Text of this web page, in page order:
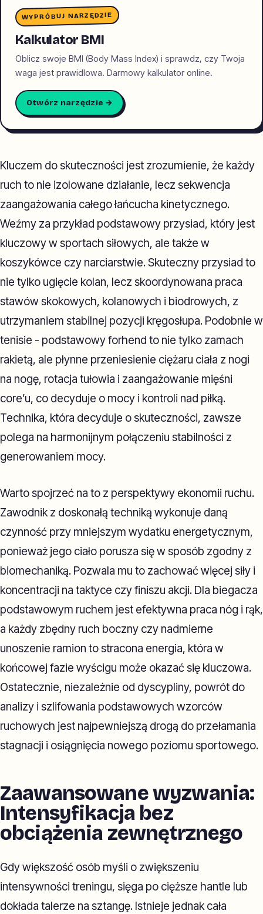
WYPRÓBUJ NARZĘDZIE
Kalkulator BMI
Oblicz swoje BMI (Body Mass Index) i sprawdz, czy Twoja
waga jest prawidlowa. Darmowy kalkulator online.
Otwórz narzędzie →
Kluczem do skuteczności jest zrozumienie, że każdy
ruch to nie izolowane działanie, lecz sekwencja
zaangażowania całego łańcucha kinetycznego.
Weźmy za przykład podstawowy przysiad, który jest
kluczowy w sportach siłowych, ale także w
koszykówce czy narciarstwie. Skuteczny przysiad to
nie tylko ugięcie kolan, lecz skoordynowana praca
stawów skokowych, kolanowych i biodrowych, z
utrzymaniem stabilnej pozycji kręgosłupa. Podobnie w
tenisie - podstawowy forhend to nie tylko zamach
rakietą, ale płynne przeniesienie ciężaru ciała z nogi
na nogę, rotacja tułowia i zaangażowanie mięśni
core’u, co decyduje o mocy i kontroli nad piłką.
Technika, która decyduje o skuteczności, zawsze
polega na harmonijnym połączeniu stabilności z
generowaniem mocy.
Warto spojrzeć na to z perspektywy ekonomii ruchu.
Zawodnik z doskonałą techniką wykonuje daną
czynność przy mniejszym wydatku energetycznym,
ponieważ jego ciało porusza się w sposób zgodny z
biomechaniką. Pozwala mu to zachować więcej siły i
koncentracji na taktyce czy finiszu akcji. Dla biegacza
podstawowym ruchem jest efektywna praca nóg i rąk,
a każdy zbędny ruch boczny czy nadmierne
unoszenie ramion to stracona energia, która w
końcowej fazie wyścigu może okazać się kluczowa.
Ostatecznie, niezależnie od dyscypliny, powrót do
analizy i szlifowania podstawowych wzorców
ruchowych jest najpewniejszą drogą do przełamania
stagnacji i osiągnięcia nowego poziomu sportowego.
Zaawansowane wyzwania:
Intensyfikacja bez
obciążenia zewnętrznego
Gdy większość osób myśli o zwiększeniu
intensywności treningu, sięga po cięższe hantle lub
dokłada talerze na sztangę. Istnieje jednak cała